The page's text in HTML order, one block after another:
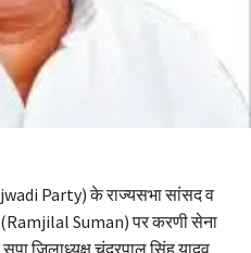
Party) के राज्यसभा सांसद व
(Ramjilal Suman) पर करणी सेना
सपा जिलाध्यक्ष चंद्रपाल सिंह यादव